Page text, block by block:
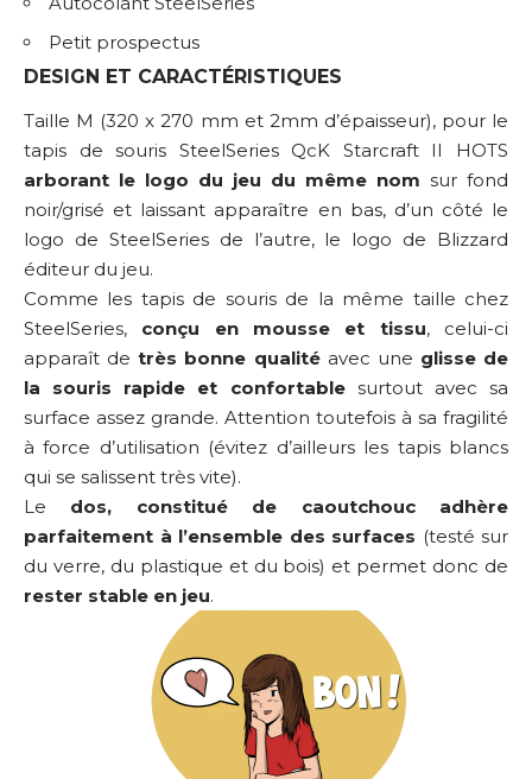
Petit prospectus
DESIGN ET CARACTÉRISTIQUES
Taille M (320 x 270 mm et 2mm d’épaisseur), pour le
tapis de souris SteelSeries QcK Starcraft II HOTS
arborant le logo du jeu du même nom sur fond
noir/grisé et laissant apparaître en bas, d’un côté le
logo de SteelSeries de l’autre, le logo de Blizzard
éditeur du jeu.
Comme les tapis de souris de la même taille chez
SteelSeries, conçu en mousse et tissu, celui-ci
apparaît detrès bonne qualitéavec une glisse de
la souris rapide et confortablesurtout avec sa
surface assez grande. Attention toutefois à sa fragilité
à force d’utilisation (évitez d’ailleurs les tapis blancs
qui se salissent très vite).
Le dos, constitué de caoutchouc adhère
parfaitement à l’ensemble des surfaces (testé sur
du verre, du plastique et du bois) et permet donc de
rester stable en jeu.